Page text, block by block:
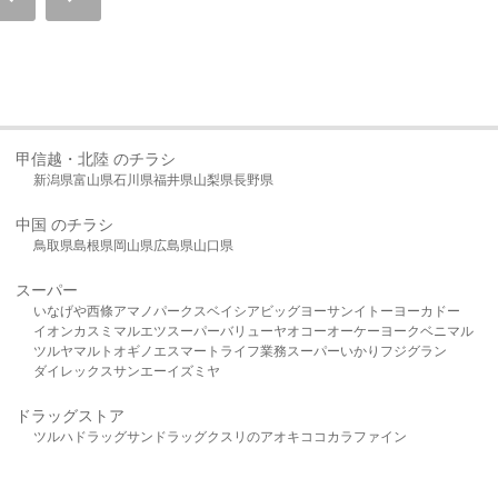
甲信越・北陸 のチラシ
新潟県富山県石川県福井県山梨県長野県
中国 のチラシ
鳥取県島根県岡山県広島県山口県
スーパー
いなげや西條アマノパークスベイシア ビッグヨーサンイトーヨーカドー
イオンカスミ マルエツスーパーバリューヤオコーオーケー ヨークベニマル
ツルヤマルト オギノ エスマート ライフ業務スーパーいかり フジグラン
ダイレックスサンエーイズミヤ
ドラッグストア
ツルハドラッグサンドラッグクスリのアオキ ココカラファイン